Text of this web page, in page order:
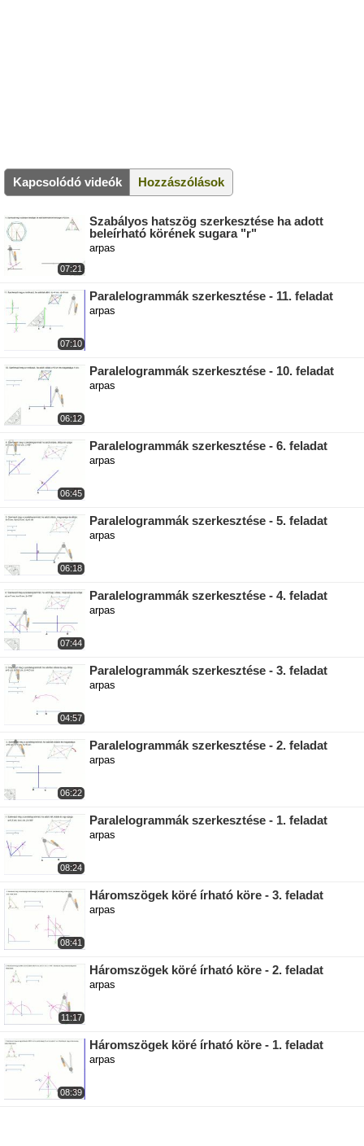
Kapcsolódó videók Hozzászólások
07:21
Szabályos hatszög szerkesztése ha adott
beleírható körének sugara "r"
arpas
07:10
Paralelogrammák szerkesztése - 11. feladat
arpas
06:12
Paralelogrammák szerkesztése - 10. feladat
arpas
06:45
Paralelogrammák szerkesztése - 6. feladat
arpas
06:18
Paralelogrammák szerkesztése - 5. feladat
arpas
07:44
Paralelogrammák szerkesztése - 4. feladat
arpas
04:57
Paralelogrammák szerkesztése - 3. feladat
arpas
06:22
Paralelogrammák szerkesztése - 2. feladat
arpas
08:24
Paralelogrammák szerkesztése - 1. feladat
arpas
08:41
Háromszögek köré írható köre - 3. feladat
arpas
11:17
Háromszögek köré írható köre - 2. feladat
arpas
08:39
Háromszögek köré írható köre - 1. feladat
arpas